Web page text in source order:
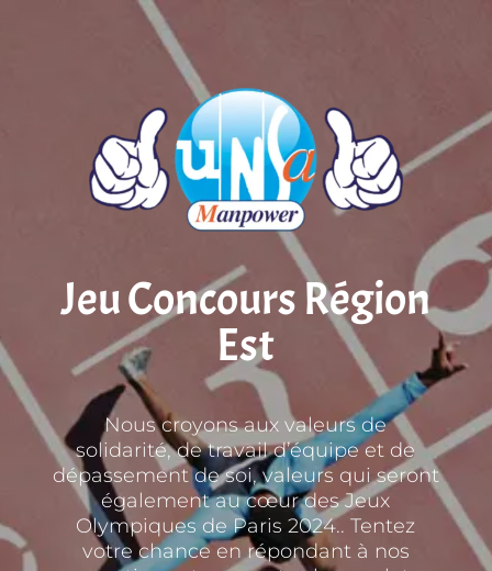
Jeu Concours Région
Est
Nous croyons aux valeurs de
solidarité,de travail d’équipe et de
dépassement de soi,valeurs qui seront
également au cœur des Jeux
Olympiques de Paris 2024.. Tentez
votre chance en répondant à nos